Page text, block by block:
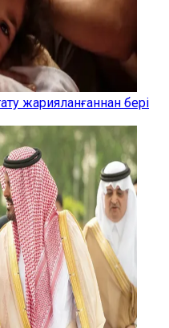
жарияланғаннан бері